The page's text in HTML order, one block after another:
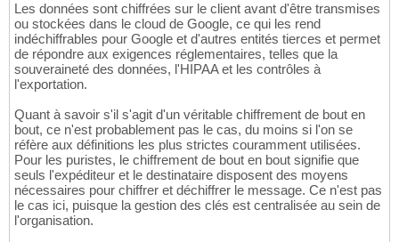
Les données sont chiffrées sur le client avant d'être transmises
ou stockées dans le cloud de Google, ce qui les rend
indéchiffrables pour Google et d'autres entités tierces et permet
de répondre aux exigences réglementaires, telles que la
souveraineté des données, l'HIPAA et les contrôles à
l'exportation.
Quant à savoir s'il s'agit d'un véritable chiffrement de bout en
bout, ce n'est probablement pas le cas, du moins si l'on se
réfère aux définitions les plus strictes couramment utilisées.
Pour les puristes, le chiffrement de bout en bout signifie que
seuls l'expéditeur et le destinataire disposent des moyens
nécessaires pour chiffrer et déchiffrer le message. Ce n'est pas
le cas ici, puisque la gestion des clés est centralisée au sein de
l'organisation.